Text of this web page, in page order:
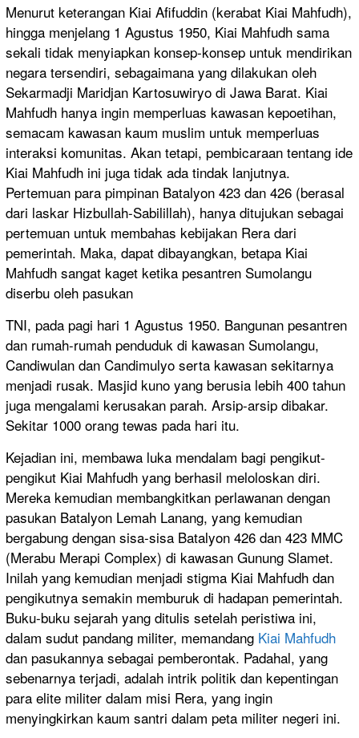
Menurut keterangan Kiai Afifuddin (kerabat Kiai Mahfudh),
hingga menjelang 1 Agustus 1950, Kiai Mahfudh sama
sekali tidak menyiapkan konsep-konsep untuk mendirikan
negara tersendiri, sebagaimana yang dilakukan oleh
Sekarmadji Maridjan Kartosuwiryo di Jawa Barat. Kiai
Mahfudh hanya ingin memperluas kawasan kepoetihan,
semacam kawasan kaum muslim untuk memperluas
interaksi komunitas. Akan tetapi, pembicaraan tentang ide
Kiai Mahfudh ini juga tidak ada tindak lanjutnya.
Pertemuan para pimpinan Batalyon 423 dan 426 (berasal
dari laskar Hizbullah-Sabilillah), hanya ditujukan sebagai
pertemuan untuk membahas kebijakan Rera dari
pemerintah. Maka, dapat dibayangkan, betapa Kiai
Mahfudh sangat kaget ketika pesantren Sumolangu
diserbu oleh pasukan
TNI, pada pagi hari 1 Agustus 1950. Bangunan pesantren
dan rumah-rumah penduduk di kawasan Sumolangu,
Candiwulan dan Candimulyo serta kawasan sekitarnya
menjadi rusak. Masjid kuno yang berusia lebih 400 tahun
juga mengalami kerusakan parah. Arsip-arsip dibakar.
Sekitar 1000 orang tewas pada hari itu.
Kejadian ini, membawa luka mendalam bagi pengikut-
pengikut Kiai Mahfudh yang berhasil meloloskan diri.
Mereka kemudian membangkitkan perlawanan dengan
pasukan Batalyon Lemah Lanang, yang kemudian
bergabung dengan sisa-sisa Batalyon 426 dan 423 MMC
(Merabu Merapi Complex) di kawasan Gunung Slamet.
Inilah yang kemudian menjadi stigma Kiai Mahfudh dan
pengikutnya semakin memburuk di hadapan pemerintah.
Buku-buku sejarah yang ditulis setelah peristiwa ini,
dalam sudut pandang militer, memandang Kiai Mahfudh
dan pasukannya sebagai pemberontak. Padahal, yang
sebenarnya terjadi, adalah intrik politik dan kepentingan
para elite militer dalam misi Rera, yang ingin
menyingkirkan kaum santri dalam peta militer negeri ini.